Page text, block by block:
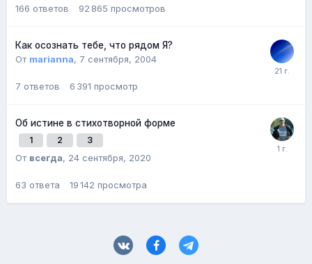
166 ответов 92 865 просмотров
Как осознать тебе, что рядом Я?
От marianna, 7 сентября, 2004
7 ответов 6 391 просмотр
Об истине в стихотворной форме
1 2 3
От всегда, 24 сентября, 2020
63 ответа 19 142 просмотра